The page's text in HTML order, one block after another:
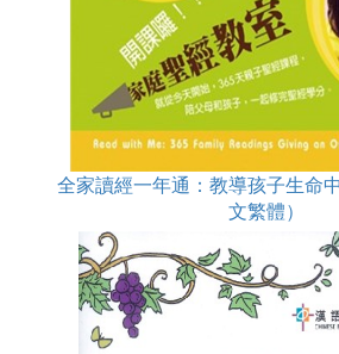
全家讀經一年通：教導孩子生命
文繁體）